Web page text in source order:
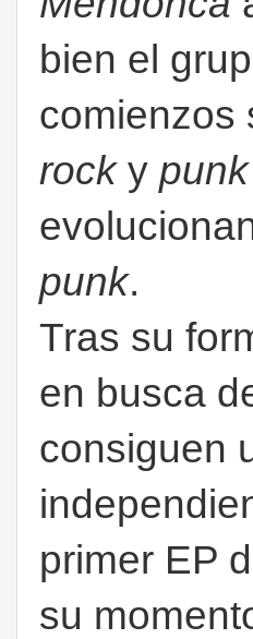
bien el
comienzos
rocky
punk.
Tras su
en busca
consiguen
primer EP
su